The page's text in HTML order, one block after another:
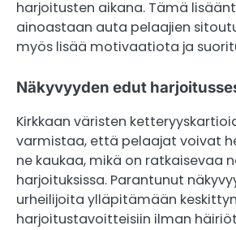
harjoitusten aikana. Tämä
ainoastaan auta pelaajien
myös lisää motivaatiota ja
Näkyvyyden edut
Kirkkaan väristen
varmistaa, että pelaajat voivat
ne kaukaa, mikä on ratkaisevaa
harjoituksissa. Parantunut
urheilijoita ylläpitämään
harjoitustavoitteisiin ilman